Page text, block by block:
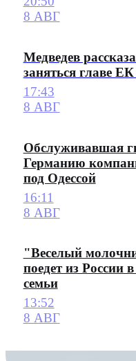
8 АВГ
Медведев
заняться главе
17:43
8 АВГ
Обслуживавшая
Германию
под Одессой
16:11
8 АВГ
"Веселый
поедет из России
семьи
13:52
8 АВГ